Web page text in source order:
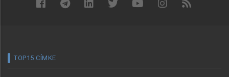
TOP15 CÍMKE